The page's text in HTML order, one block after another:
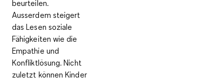
beurteilen.
Ausserdem steigert
das Lesen soziale
Fähigkeiten wie die
Empathie und
Konfliktlösung. Nicht
zuletzt können Kinder